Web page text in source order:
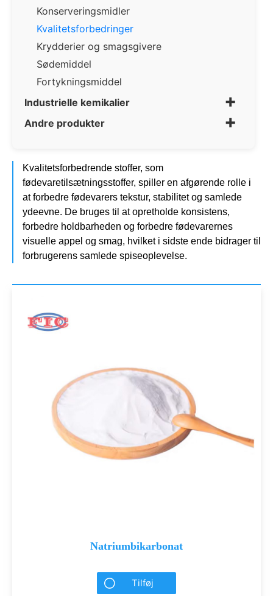
Konserveringsmidler
Kvalitetsforbedringer
Krydderier og smagsgivere
Sødemiddel
Fortykningsmiddel
Industrielle kemikalier
+
Andre produkter +
Kvalitetsforbedrende stoffer, som
fødevaretilsætningsstoffer, spiller en afgørende rolle i
at forbedre fødevarers tekstur, stabilitet og samlede
ydeevne. De bruges til at opretholde konsistens,
forbedre holdbarheden og forbedre fødevarernes
visuelle appel og smag, hvilket i sidste ende bidrager til
forbrugerens samlede spiseoplevelse.
Natriumbikarbonat
Tilføj